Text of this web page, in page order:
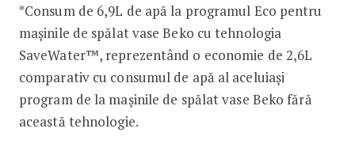
*Consum de 6,9L de apă la programul Eco pentru
mașinile de spălat vase Beko cu tehnologia
SaveWater™, reprezentând o economie de 2,6L
comparativ cu consumul de apă al aceluiași
program de la mașinile de spălat vase Beko fără
această tehnologie.